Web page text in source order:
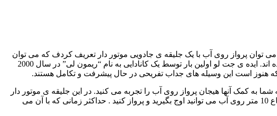
می توان پرواز روی آب با یک جلیقه ی جادویی موتور دار تعریف کردف که می توان
گفت تقریبا از ترکیب دو وسیله ی ورزشی آبی ( جت اسکی و جت پک ) که حتما نام آنها را شنیده اید الهام گرفته و ساخته شده اند. ایده ی جت لو اولین بار توسط یک کانادایی به نام “ریمون لی” در سال 2000
به کمک آنها هیجان پرواز روی آب را تجربه می کنید. در این جلیقه ی موتور دار
دو دسته ی فلزی مستحکم تعبیه شده است که به کمک آنها می توانید تعادل خود را ضمن پرواز کنترل نمایید. با جت لو تا ارتفاع 10 متر روی آب می توانید اوج بگیرید و پرواز کنید . حداکثر زمانی که با آن می